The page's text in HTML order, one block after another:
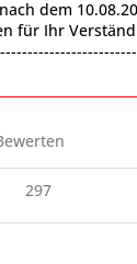
dem
für Ihr
297